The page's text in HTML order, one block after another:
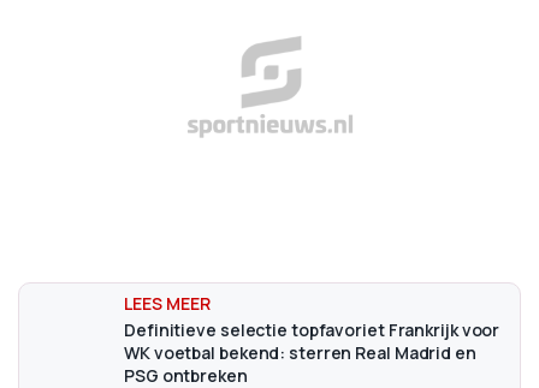
Definitieve selectie topfavoriet Frankrijk voor
WK voetbal bekend: sterren Real Madrid en
PSG ontbreken